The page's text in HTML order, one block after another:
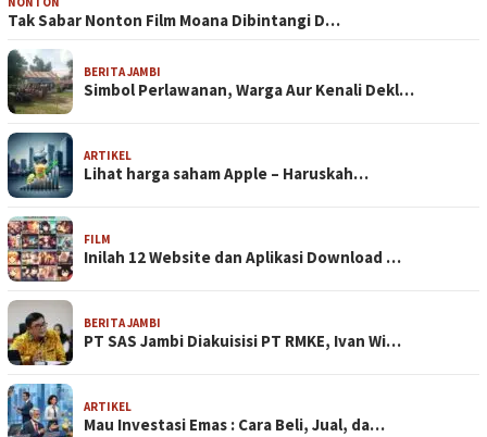
Tak Sabar Nonton Film Moana Dibintangi D…
BERITA JAMBI
Simbol Perlawanan, Warga Aur Kenali Dekl…
ARTIKEL
Lihat harga saham Apple – Haruskah…
FILM
Inilah 12 Website dan Aplikasi Download …
BERITA JAMBI
PT SAS Jambi Diakuisisi PT RMKE, Ivan Wi…
ARTIKEL
Mau Investasi Emas : Cara Beli, Jual, da…